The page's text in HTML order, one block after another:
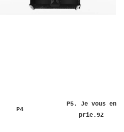
P4
P5. Je vous en
prie.92